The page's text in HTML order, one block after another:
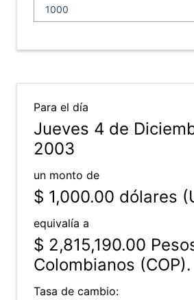
Para el día
Jueves 4 de
2003
un monto de
$ 1,000.00 dólares
equivalía a
$ 2,815,190.00
Colombianos (COP).
Tasa de cambio: